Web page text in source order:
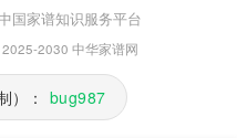
国家谱知识服务平台
2030 中华家谱网
）： bug987